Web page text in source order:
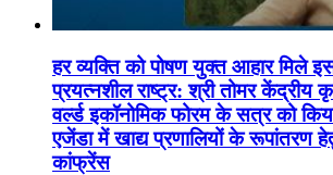
हर व्यक्ति को पोषण युक्त आहार मिले
प्रयत्नशील राष्ट्र: श्री तोमर केंद्रीय
वर्ल्ड इकॉनोमिक फोरम के सत्र को
एजेंडा में खाद्य प्रणालियों के रूपांतरण
कांफ्रेंस